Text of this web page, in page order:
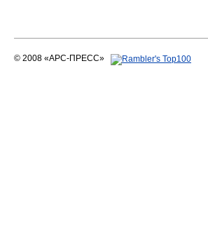
© 2008 «АРС-ПРЕСС»